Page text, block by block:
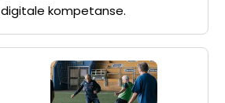
digitale kompetanse.